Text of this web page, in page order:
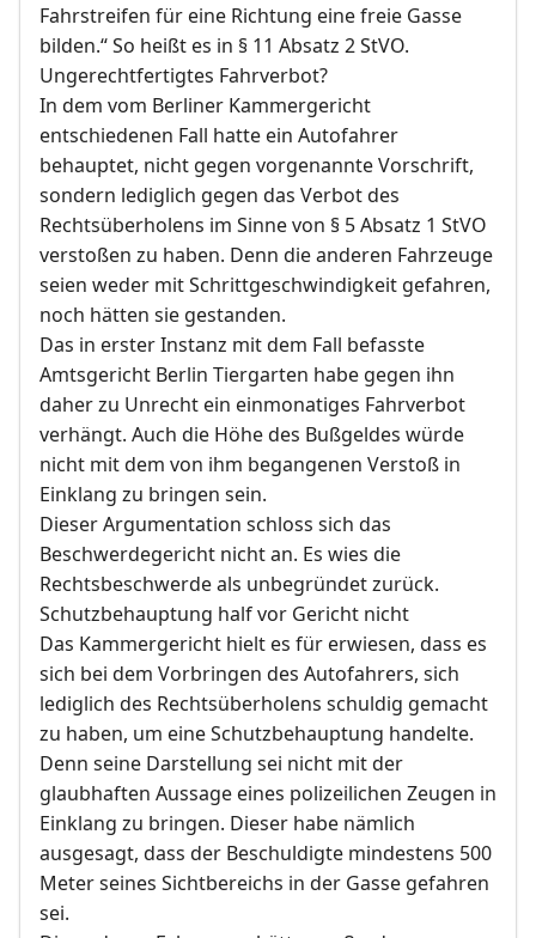
Fahrstreifen für eine Richtung eine freie Gasse
bilden.“ So heißt es in § 11 Absatz 2 StVO.
Ungerechtfertigtes Fahrverbot?
In dem vom Berliner Kammergericht
entschiedenen Fall hatte ein Autofahrer
behauptet, nicht gegen vorgenannte Vorschrift,
sondern lediglich gegen das Verbot des
Rechtsüberholens im Sinne von § 5 Absatz 1 StVO
verstoßen zu haben. Denn die anderen Fahrzeuge
seien weder mit Schrittgeschwindigkeit gefahren,
noch hätten sie gestanden.
Das in erster Instanz mit dem Fall befasste
Amtsgericht Berlin Tiergarten habe gegen ihn
daher zu Unrecht ein einmonatiges Fahrverbot
verhängt. Auch die Höhe des Bußgeldes würde
nicht mit dem von ihm begangenen Verstoß in
Einklang zu bringen sein.
Dieser Argumentation schloss sich das
Beschwerdegericht nicht an. Es wies die
Rechtsbeschwerde als unbegründet zurück.
Schutzbehauptung half vor Gericht nicht
Das Kammergericht hielt es für erwiesen, dass es
sich bei dem Vorbringen des Autofahrers, sich
lediglich des Rechtsüberholens schuldig gemacht
zu haben, um eine Schutzbehauptung handelte.
Denn seine Darstellung sei nicht mit der
glaubhaften Aussage eines polizeilichen Zeugen in
Einklang zu bringen. Dieser habe nämlich
ausgesagt, dass der Beschuldigte mindestens 500
Meter seines Sichtbereichs in der Gasse gefahren
sei.